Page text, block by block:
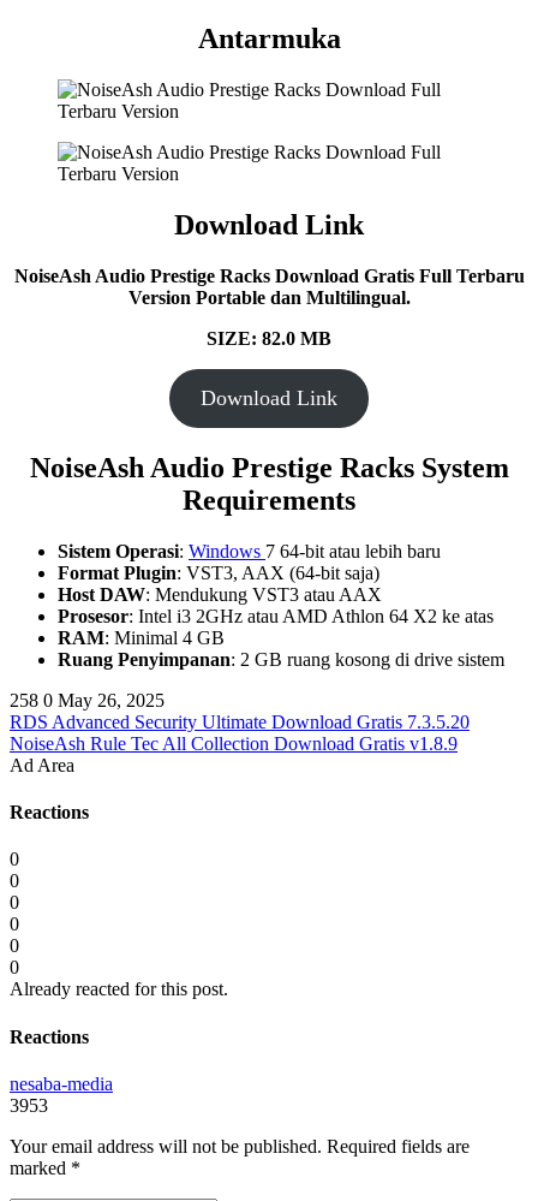
Antarmuka
Download Link
NoiseAsh Audio Prestige Racks Download Gratis Full Terbaru
Version Portable dan Multilingual.
SIZE: 82.0 MB
Download Link
NoiseAsh Audio Prestige Racks System
Requirements
Sistem Operasi: Windows 7 64-bit atau lebih baru
Format Plugin: VST3, AAX (64-bit saja)
Host DAW: Mendukung VST3 atau AAX
Prosesor: Intel i3 2GHz atau AMD Athlon 64 X2 ke atas
RAM: Minimal 4 GB
Ruang Penyimpanan: 2 GB ruang kosong di drive sistem
258 0 May 26, 2025
RDS Advanced Security Ultimate Download Gratis 7.3.5.20
NoiseAsh Rule Tec All Collection Download Gratis v1.8.9
Ad Area
Reactions
0
0
0
0
0
0
Already reacted for this post.
Reactions
nesaba-media
3953
Your email address will not be published. Required fields are
marked *